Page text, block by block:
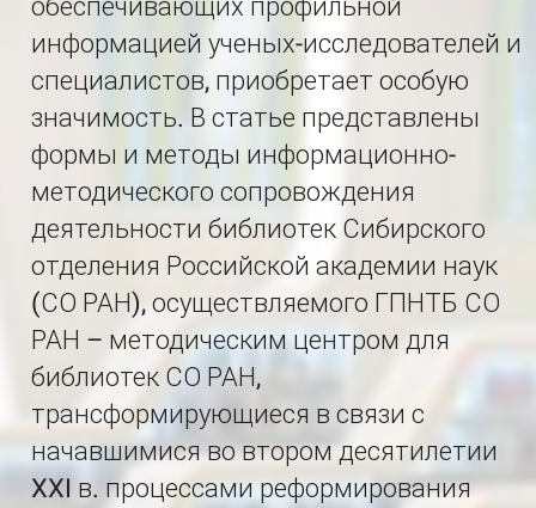
обеспечивающих профильной
информацией ученых-исследователей и
специалистов, приобретает особую
значимость. В статье представлены
формы и методы информационно-
методического сопровождения
деятельности библиотек Сибирского
отделения Российской академии наук
(СО РАН), осуществляемого ГПНТБ СО
РАН – методическим центром для
библиотек СО РАН,
трансформирующиеся в связи с
начавшимися во втором десятилетии
XXI в. процессами реформирования